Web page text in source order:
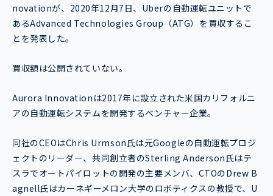
novationが、2020年12月7日、Uberの自動運転ユニットで
あるAdvanced Technologies Group（ATG）を買収するこ
とを発表した。
買収額は公開されていない。
Aurora Innovationは2017年に設立された米国カリフォルニ
アの自動運転システムを開発するベンチャー企業。
同社のCEOはChris Urmson氏は元Googleの自動運転プロジ
ェクトのリーダー、共同創立者のSterling Anderson氏はテ
スラでオートパイロットの開発の主要メンバ、CTOのDrew B
agnell氏はカーネギーメロン大学のロボティクスの教授で、U